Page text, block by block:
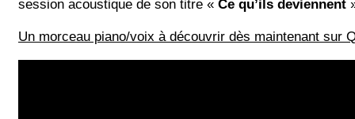
session acoustique de son titre « Ce qu’ils deviennent
Un morceau piano/voix à découvrir dès maintenant sur